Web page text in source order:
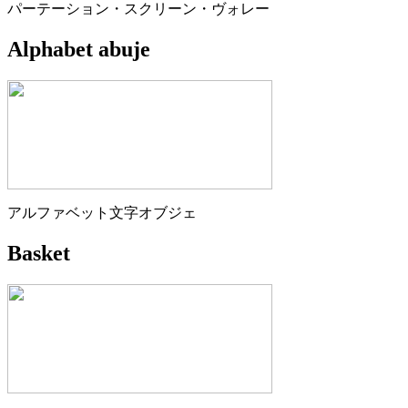
パーテーション・スクリーン・ヴォレー
Alphabet abuje
アルファベット文字オブジェ
Basket